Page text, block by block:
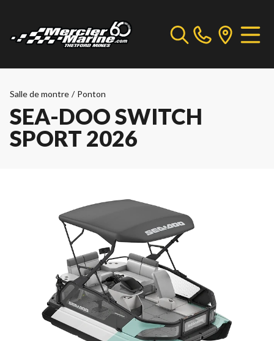
Salle de montre / Ponton
SEA-DOO SWITCH
SPORT 2026